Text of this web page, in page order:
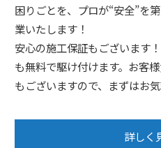
困りごとを、プロが“安全”を
業いたします！
安心の施工保証もございます
も無料で駆け付けます。お客
もございますので、まずはお
詳しく